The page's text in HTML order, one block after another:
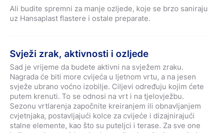
Ali budite spremni za manje ozljede, koje se brzo saniraju
uz Hansaplast flastere i ostale preparate.
Svježi zrak, aktivnosti i ozljede
Sad je vrijeme da budete aktivni na svježem zraku.
Nagrada će biti more cvijeća u ljetnom vrtu, a na jesen
svježe ubrano voćno izobilje. Ciljevi određuju kojim ćete
putem krenuti. To se odnosi na vrt i na tjelovježbu.
Sezonu vrtlarenja započnite kreiranjem ili obnavljanjem
cvjetnjaka, postavljajući kolce za cvijeće i dizajnirajući
stalne elemente, kao što su puteljci i terase. Za sve one